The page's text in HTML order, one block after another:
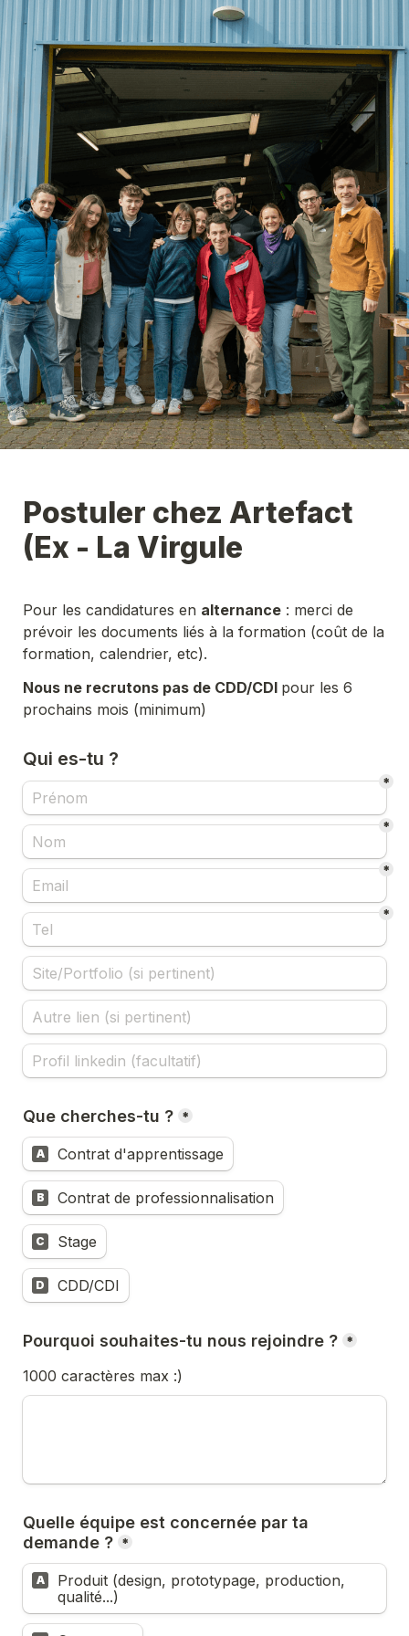
Postuler chez Artefact
(Ex - La Virgule
Pour les candidatures en alternance : merci de
prévoir les documents liés à la formation (coût de la
Nous ne recrutons pas de CDD/CDI pour les 6
prochains mois (minimum)
Qui es-tu ?
*
*
*
*
Que cherches-tu ? *
A Contrat d'apprentissage
B Contrat de professionnalisation
C Stage
D CDD/CDI
Pourquoi souhaites-tu nous rejoindre ? *
1000 caractères max :)
Quelle équipe est concernée par ta
demande ? *
A
Produit (design, prototypage, production,
qualité...)